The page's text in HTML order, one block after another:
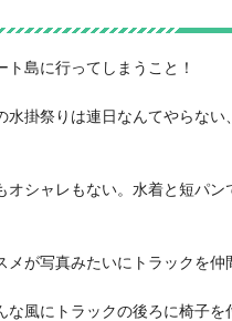
ト島に行ってしまうこと！
水掛祭りは連日なんてやらな
オシャレもない。水着と短パ
メが写真みたいにトラックを仲
な風にトラックの後ろに椅子